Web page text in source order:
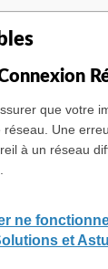
que votre
réseau. Une
à un réseau
ne
et